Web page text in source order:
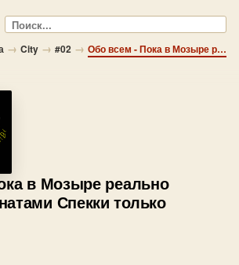
Поиск
→ City → #02 → Обо всем - Пока в Мозыре реально остаются фанатами Спекки только следующие.
в Мозыре реально
Спекки только